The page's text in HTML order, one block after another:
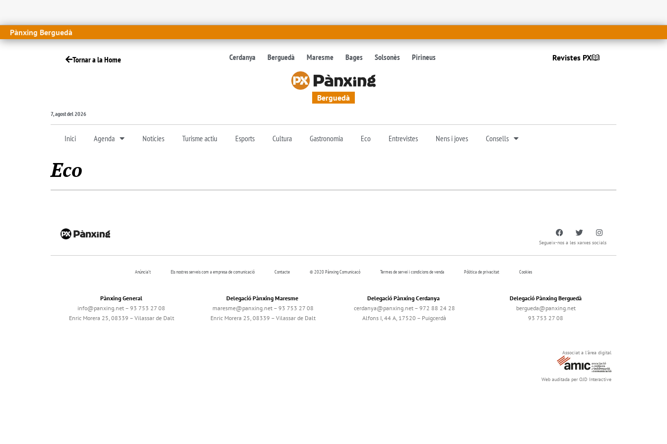
Pànxing Berguedà
Tornar a la Home Cerdanya Berguedà Maresme Bages Solsonès Pirineus Revistes PX
Berguedà
7, agost del 2026
Inici Agenda Notícies Turisme actiu Esports Cultura Gastronomia Eco Entrevistes Nens i joves Consells
Eco
Segueix-nos a les xarxes socials
Anúncia’t Els nostres serveis com a empresa de comunicació Contacte © 2020 Pànxing Comunicacó Termes de servei i condicions de venda Pólitica de privacitat Cookies
Pànxing General
info@panxing.net – 93 753 27 08
Enric Morera 25, 08339 – Vilassar de Dalt
Delegació Pànxing Maresme
maresme@panxing.net – 93 753 27 08
Enric Morera 25, 08339 – Vilassar de Dalt
Delegació Pànxing Cerdanya
cerdanya@panxing.net – 972 88 24 28
Alfons I, 44 A, 17520 – Puigcerdà
Delegació Pànxing Berguedà
bergueda@panxing.net
93 753 27 08
Associat a l'àrea digital
Web auditada per OJD Interactive